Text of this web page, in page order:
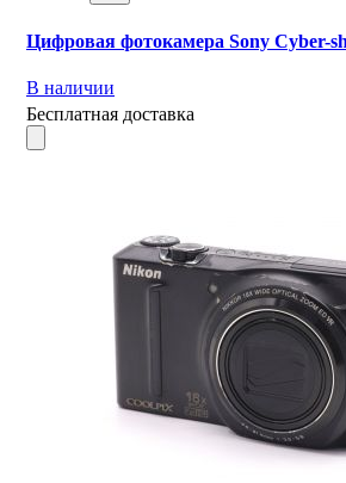
Цифровая фотокамера Sony Cyber-
В наличии
Бесплатная доставка